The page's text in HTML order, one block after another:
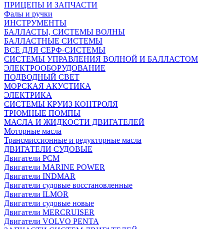
ПРИЦЕПЫ И ЗАПЧАСТИ
Фалы и ручки
ИНСТРУМЕНТЫ
БАЛЛАСТЫ, СИСТЕМЫ ВОЛНЫ
БАЛЛАСТНЫЕ СИСТЕМЫ
ВСЕ ДЛЯ СЕРФ-СИСТЕМЫ
СИСТЕМЫ УПРАВЛЕНИЯ ВОЛНОЙ И БАЛЛАСТОМ
ЭЛЕКТРООБОРУДОВАНИЕ
ПОДВОДНЫЙ СВЕТ
МОРСКАЯ АКУСТИКА
ЭЛЕКТРИКА
СИСТЕМЫ КРУИЗ КОНТРОЛЯ
ТРЮМНЫЕ ПОМПЫ
МАСЛА И ЖИДКОСТИ ДВИГАТЕЛЕЙ
Моторные масла
Трансмиссионные и редукторные масла
ДВИГАТЕЛИ СУДОВЫЕ
Двигатели PCM
Двигатели MARINE POWER
Двигатели INDMAR
Двигатели судовые восстановленные
Двигатели ILMOR
Двигатели судовые новые
Двигатели MERCRUISER
Двигатели VOLVO PENTA